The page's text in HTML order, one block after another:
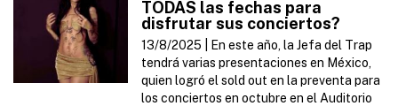
TODAS las fechas para
disfrutar sus conciertos?
13/8/2025 |
En este año, la Jefa del Trap
tendrá varias presentaciones en México,
quien logró el sold out en la preventa para
los conciertos en octubre en el Auditorio